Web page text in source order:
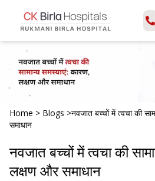
Home > Blogs >नवजात बच्चों में त्वचा की
समाधान
नवजात बच्चों में त्वचा की
लक्षण और समाधान